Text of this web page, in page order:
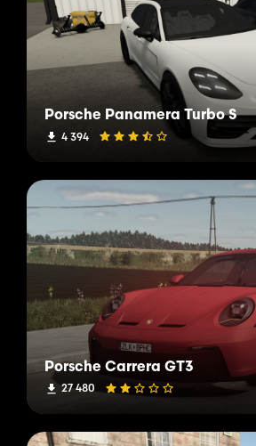
Porsche Panamera Turbo S
4 394
Porsche Carrera GT3
27 480